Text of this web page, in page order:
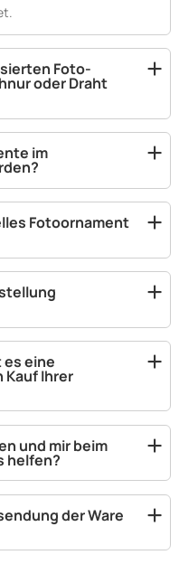
Foto-
oder Draht
im
Fotoornament
es eine
Ihrer
und mir beim
helfen?
der Ware